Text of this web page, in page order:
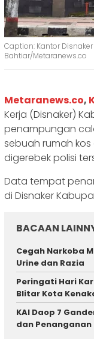
Caption: Kantor
Bahtiar/Metaranews.co
Metaranews.co,
Kerja (Disnaker)
penampungan
sebuah rumah kos
digerebek polisi
Data tempat
di Disnaker
BACAAN
Cegah Narkoba
Urine dan Razia
Peringati Hari
Blitar Kota
KAI Daop 7
dan